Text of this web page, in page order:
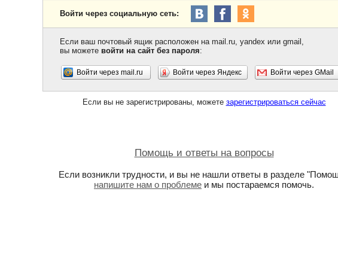
Войти через социальную сеть:
Если ваш почтовый ящик расположен на mail.ru, yandex или gmail,
вы можете войти на сайт без пароля:
Войти через mail.ru Войти через Яндекс Войти через GMail
Если вы не зарегистрированы, можете зарегистрироваться сейчас
Помощь и ответы на вопросы
Если возникли трудности, и вы не нашли ответы в разделе
напишите нам о проблеме и мы постараемся помочь.